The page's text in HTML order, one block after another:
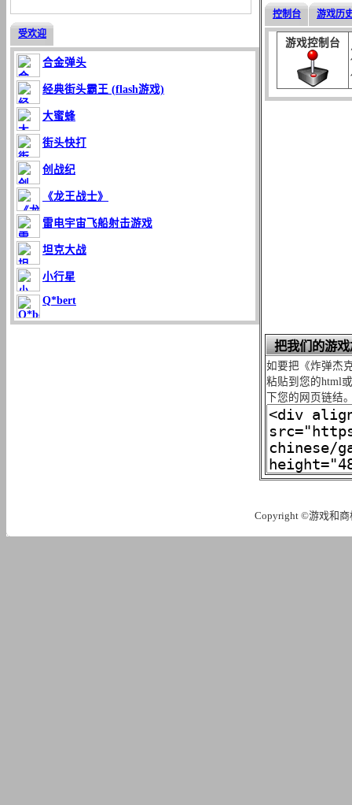
受欢迎
合金弹头
经典街头霸王 (flash游戏)
大蜜蜂
街头快打
创战纪
《龙王战士》
雷电宇宙飞船射击游戏
坦克大战
小行星
Q*bert
控制台 游戏历
游戏控制台
把我们的游
如要把《炸弹杰
粘贴到您的html
下您的网页链结
Copyright ©游戏和